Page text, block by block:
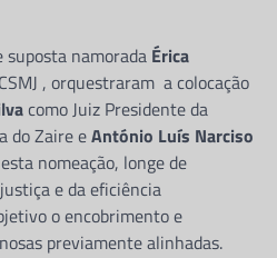
suposta namorada Érica
, orquestraram a colocação
como Juiz Presidente da
do Zaire eAntónio Luís Narciso
nomeação, longe de
e da eficiência
o encobrimento e
previamente alinhadas.